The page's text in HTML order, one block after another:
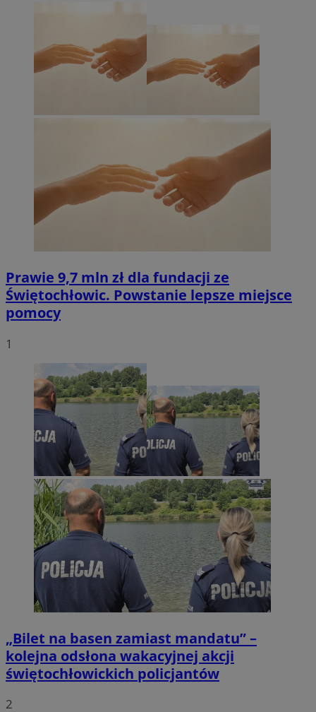
Prawie 9,7 mln zł dla fundacji ze
Świętochłowic. Powstanie lepsze miejsce
pomocy
1
„Bilet na basen zamiast mandatu” –
kolejna odsłona wakacyjnej akcji
świętochłowickich policjantów
2